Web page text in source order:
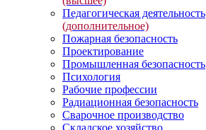
Педагогическая деятельность
(дополнительное)
Пожарная безопасность
Проектирование
Промышленная безопасность
Психология
Рабочие профессии
Радиационная безопасность
Сварочное производство
Складское хозяйство